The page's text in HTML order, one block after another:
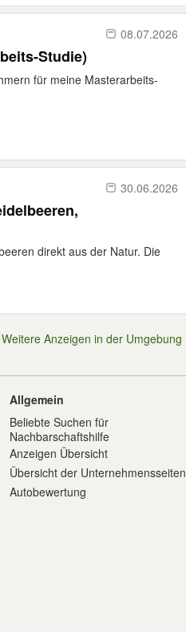
08.07.2026
Studie)
für meine Masterarbeits-
30.06.2026
direkt aus der Natur. Die
Weitere Anzeigen in der Umgebung
Allgemein
Beliebte Suchen für
Nachbarschaftshilfe
Anzeigen Übersicht
Übersicht der Unternehmensseiten
Autobewertung